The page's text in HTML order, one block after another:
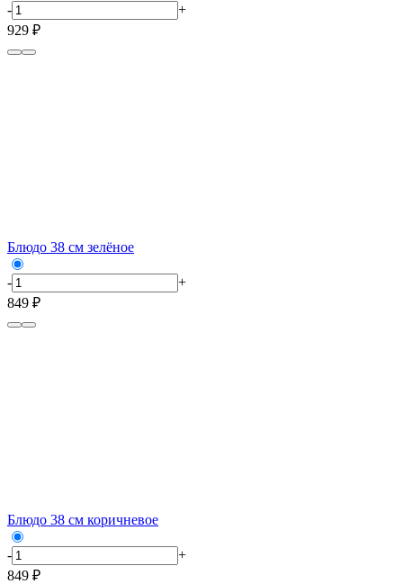
-
+
929 ₽
Блюдо 38 см зелёное
-
+
849 ₽
Блюдо 38 см коричневое
-
+
849 ₽